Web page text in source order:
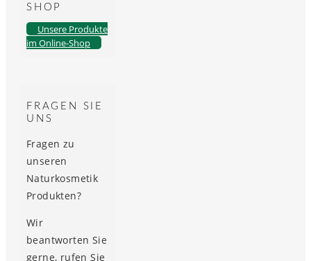
SHOP
Unsere Produkte
im Online-Shop
FRAGEN SIE
UNS
Fragen zu
unseren
Naturkosmetik
Produkten?
Wir
beantworten Sie
gerne, rufen Sie